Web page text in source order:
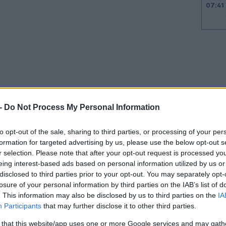
Do Not Process My Personal Information
opt-out of the sale, sharing to third parties, or processing of your
for targeted advertising by us, please use the below opt-out
selection. Please note that after your opt-out request is processed
interest-based ads based on personal information utilized by us
to third parties prior to your opt-out. You may separately
of your personal information by third parties on the IAB’s list of
This information may also be disclosed by us to third parties on the
Participants that may further disclose it to other third parties.
that this website/app uses one or more Google services and may
στη Θεσσαλονίκη, στις 18:30, στον
με την Ελπίδα για μια Νέα Αρχή!
O9iLXt6ZGE
07:41
07:20
07:07
23:52